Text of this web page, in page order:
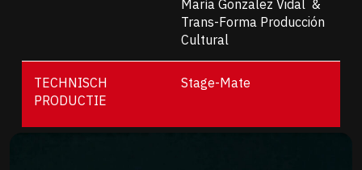
María Gonzalez Vidal &
Trans-Forma Producción
Cultural
TECHNISCH
PRODUCTIE
Stage-Mate